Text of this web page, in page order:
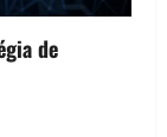
de